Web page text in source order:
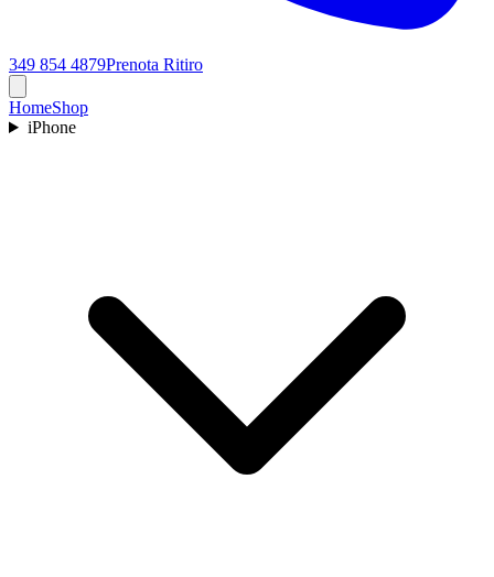
349 854 4879Prenota Ritiro
HomeShop
iPhone